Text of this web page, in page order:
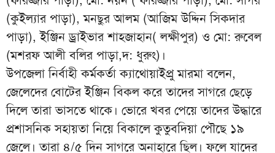
(কুইল্যার পাড়া), মনছুর আলম (আজিম উদ্দিন সিকদার
পাড়া), ইঞ্জিন ড্রাইভার শাহজাহান( লক্ষীপুর) ও মো: রুবেল
(মশরফ আলী বলির পাড়া,দ: ধুরুং)।
উপজেলা নির্বাহী কর্মকর্তা ক্যাথোয়াইপ্রু মারমা বলেন,
জেলেদের বোটের ইঞ্জিন বিকল করে তাদের সাগরে ছেড়ে
দিলে তারা ভাসতে থাকে। ভোরে খবর পেয়ে তাদের উদ্ধারে
প্রশাসনিক সহায়তা নিয়ে বিকালে কুতুবদিয়া পৌছে ১৯
জেলে। তারা ৪/৫ দিন সাগরে অনাহারে ছিল। ফলে যাদের